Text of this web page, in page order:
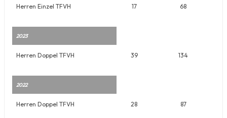
Herren Einzel TFVH 17 68
2023
Herren Doppel TFVH 39 134
2022
Herren Doppel TFVH 28 87